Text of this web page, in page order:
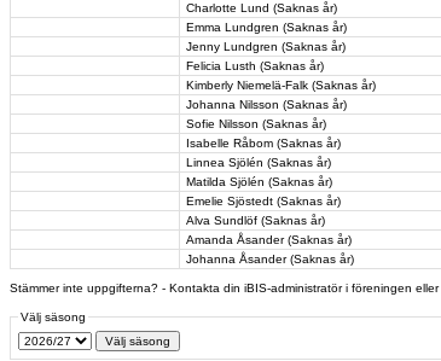
Charlotte Lund (Saknas år)
Emma Lundgren (Saknas år)
Jenny Lundgren (Saknas år)
Felicia Lusth (Saknas år)
Kimberly Niemelä-Falk (Saknas år)
Johanna Nilsson (Saknas år)
Sofie Nilsson (Saknas år)
Isabelle Råbom (Saknas år)
Linnea Sjölén (Saknas år)
Matilda Sjölén (Saknas år)
Emelie Sjöstedt (Saknas år)
Alva Sundlöf (Saknas år)
Amanda Åsander (Saknas år)
Johanna Åsander (Saknas år)
Stämmer inte uppgifterna? - Kontakta din iBIS-administratör i föreningen eller
Välj säsong